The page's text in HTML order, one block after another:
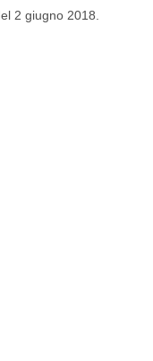
2 giugno 2018.